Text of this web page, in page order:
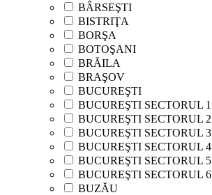
BÂRSEŞTI
BISTRIŢA
BORŞA
BOTOŞANI
BRĂILA
BRAŞOV
BUCUREŞTI
BUCUREŞTI SECTORUL 1
BUCUREŞTI SECTORUL 2
BUCUREŞTI SECTORUL 3
BUCUREŞTI SECTORUL 4
BUCUREŞTI SECTORUL 5
BUCUREŞTI SECTORUL 6
BUZĂU